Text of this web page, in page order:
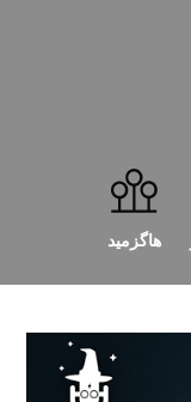
هاگزمید